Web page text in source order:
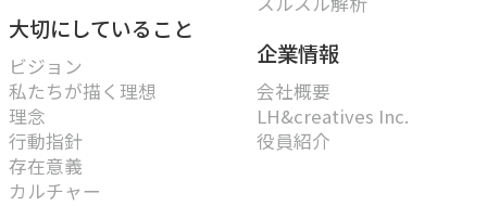
大切にしていること
ビジョン
私たちが描く理想
理念
行動指針
存在意義
カルチャー
企業情報
会社概要
LH&creatives Inc.
役員紹介